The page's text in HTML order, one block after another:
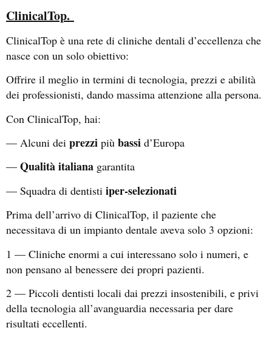
ClinicalTop.
ClinicalTop è una rete di cliniche dentali d’eccellenza che
nasce con un solo obiettivo:
Offrire il meglio in termini di tecnologia, prezzi e abilità
dei professionisti, dando massima attenzione alla persona.
Con ClinicalTop, hai:
— Alcuni dei prezzi più bassi d’Europa
— Qualitàitaliana garantita
— Squadra di dentisti iper-selezionati
Prima dell’arrivo di ClinicalTop, il paziente che
necessitava di un impianto dentale aveva solo 3 opzioni:
1 — Cliniche enormi a cui interessano solo i numeri, e
non pensano al benessere dei propri pazienti.
2 — Piccoli dentisti locali dai prezzi insostenibili, e privi
della tecnologia all’avanguardia necessaria per dare
risultati eccellenti.